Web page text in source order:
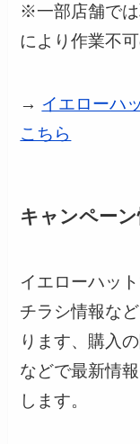
※一部店舗で
により作業不可
→ イエローハ
こちら
キャンペー
イエローハッ
チラシ情報な
ります、購入
などで最新情
します。